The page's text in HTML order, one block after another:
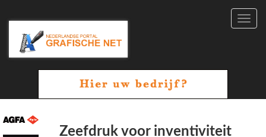
Zeefdruk voor inventiviteit